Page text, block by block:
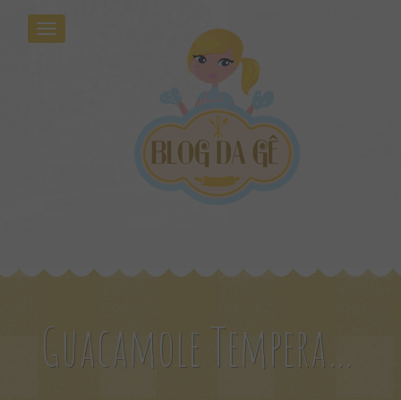
Guacamole Temperada